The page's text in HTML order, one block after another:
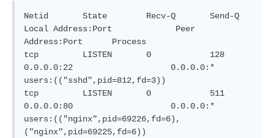
Netid       State        Recv-Q       Send-Q
Local Address:Port             Peer
Address:Port      Process
tcp         LISTEN       0            128
0.0.0.0:22                    0.0.0.0:*
users:(("sshd",pid=812,fd=3))
tcp         LISTEN       0            511
0.0.0.0:80                    0.0.0.0:*
users:(("nginx",pid=69226,fd=6),
("nginx",pid=69225,fd=6))